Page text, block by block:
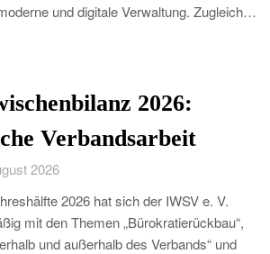
und digitale Verwaltung. Zugleich…
2026:
Verbandsarbeit
2026
2026 hat sich der IWSV e. V.
mit den Themen „Bürokratierückbau“,
und außerhalb des Verbands“ und